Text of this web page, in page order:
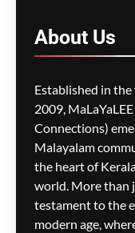
About Us
Established in
2009,
Connections)
Malayalam
the heart of
world. More than
testament to the
modern age,